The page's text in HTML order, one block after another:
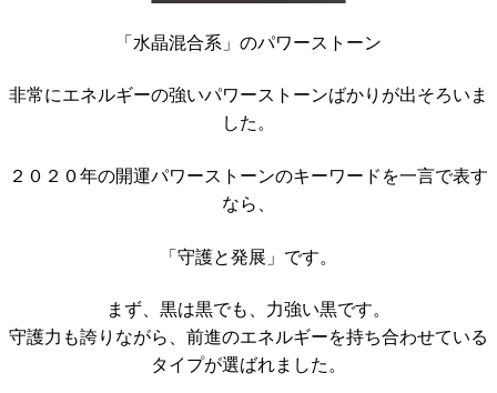
「水晶混合系」のパワーストーン
非常にエネルギーの強いパワーストーンばかりが出そろいま
した。
２０２０年の開運パワーストーンのキーワードを一言で表す
なら、
「守護と発展」です。
まず、黒は黒でも、力強い黒です。
守護力も誇りながら、前進のエネルギーを持ち合わせている
タイプが選ばれました。